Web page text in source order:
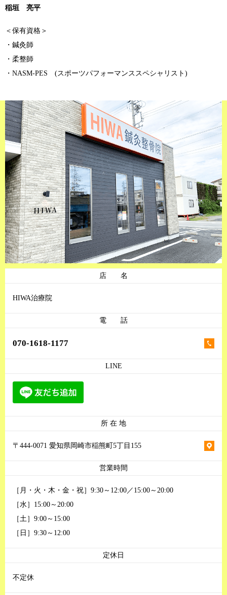
稲垣 亮平
＜保有資格＞
・鍼灸師
・柔整師
・NASM-PES (スポーツパフォーマンススペシャリスト)
店 名
HIWA治療院
電 話
070-1618-1177
LINE
所 在 地
〒444-0071 愛知県岡崎市稲熊町5丁目155
営業時間
［月・火・木・金・祝］9:30～12:00／15:00～20:00
［水］15:00～20:00
［土］9:00～15:00
［日］9:30～12:00
定休日
不定休